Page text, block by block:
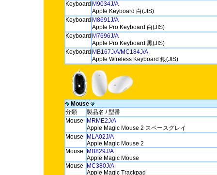
Keyboard M9034J/A
Apple Keyboard 白(JIS)
Keyboard M8691J/A
Apple Pro Keyboard 白(JIS)
Keyboard M7696J/A
Apple Pro Keyboard 黒(JIS)
Keyboard MB167J/A/MC184J/A
Apple Wireless Keyboard 銀(JIS)
Mouse
分類
製品名 / 型番
Mouse
MRME2J/A
Apple Magic Mouse 2 スペースグレイ
Mouse
MLA02J/A
Apple Magic Mouse 2
Mouse
MB829J/A
Apple Magic Mouse
Mouse
MC380J/A
Apple Magic Trackpad